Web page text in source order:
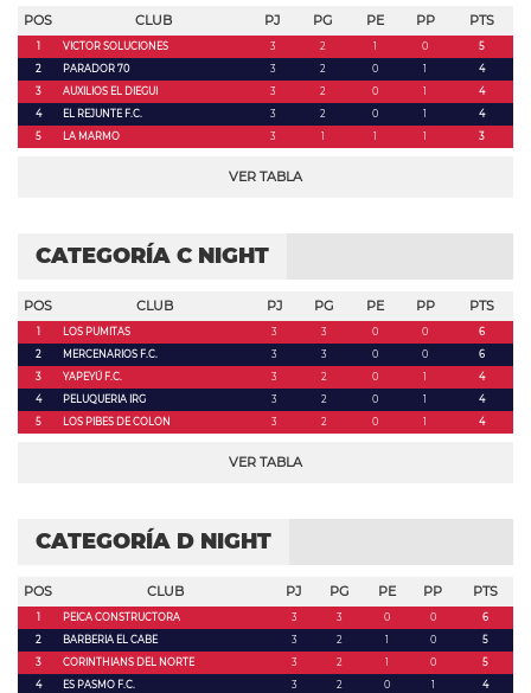
POS CLUB PJ PG PE PP PTS
1 VICTOR SOLUCIONES 3 2 1 0
5
2
PARADOR 70 3 2 0 1
4
3
AUXILIOS EL DIEGUI 3 2 0 1
4
4
EL REJUNTE F.C. 3 2 0 1
4
5
LA MARMO 3 1 1 1 3
VER TABLA
CATEGORÍA C NIGHT
POS CLUB PJ PG PE PP PTS
1 LOS PUMITAS 3 3 0 0
6
2
MERCENARIOS F.C. 3 3 0 0
6
3
YAPEYÚ F.C. 3 2 0 1
4
4
PELUQUERIA IRG 3 2 0 1
4
5
LOS PIBES DE COLON 3 2 0 1 4
VER TABLA
CATEGORÍA D NIGHT
POS CLUB PJ PG PE PP PTS
1 PEICA CONSTRUCTORA 3 3 0 0
6
2
BARBERIA EL CABE 3 2 1 0
5
3
CORINTHIANS DEL NORTE 3 2 1 0
5
4
ES PASMO F.C. 3 2 0 1
4